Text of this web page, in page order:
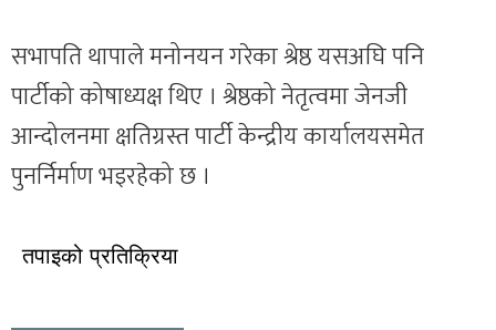
सभापति थापाले मनोनयन गरेका श्रेष्ठ यसअघि पनि
पार्टीको कोषाध्यक्ष थिए । श्रेष्ठको नेतृत्वमा जेनजी
आन्दोलनमा क्षतिग्रस्त पार्टी केन्द्रीय कार्यालयसमेत
पुनर्निर्माण भइरहेको छ ।
तपाइको प्रतिक्रिया